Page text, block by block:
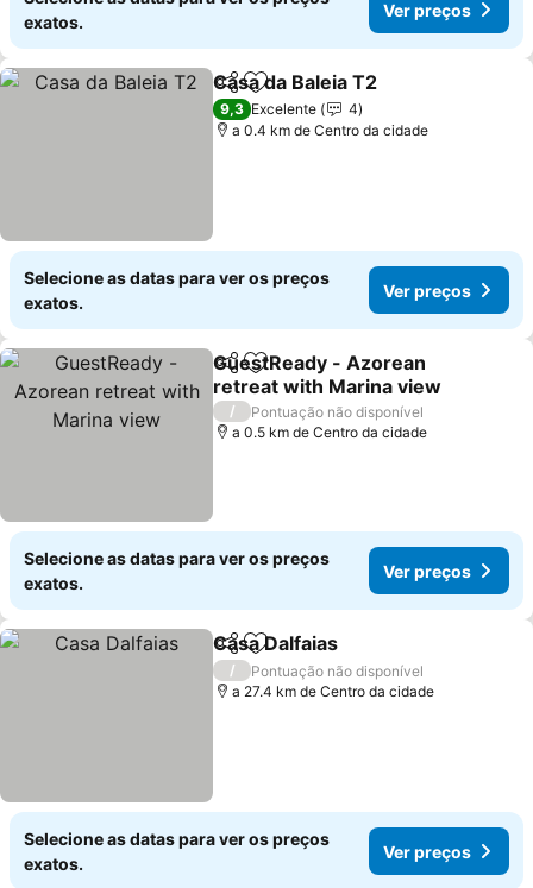
exatos.
Ver preços
PartilharAdicionar aos favoritos
Casa da Baleia T2
9,3 Excelente
4
a 0.4 km de Centro da cidade
Selecione as datas para ver os preços
exatos.
Ver preços
PartilharAdicionar aos favoritos
GuestReady - Azorean
retreat with Marina view
Ver preços
/
Pontuação não disponível
a 0.5 km de Centro da cidade
Selecione as datas para ver os preços
exatos.
Ver preços
PartilharAdicionar aos favoritos
Casa Dalfaias
/
Pontuação não disponível
a 27.4 km de Centro da cidade
Selecione as datas para ver os preços
exatos.
Ver preços